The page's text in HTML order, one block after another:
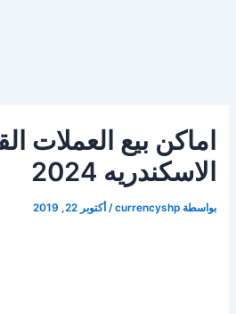
اماكن بيع العملات
الاسكندريه 2024
بواسطة currencyshp
/أكتوبر 22, 2019